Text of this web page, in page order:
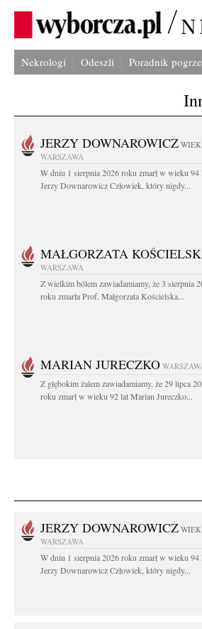
Nekrologi Odeszli Poradnik
JERZY DOWNAROWICZ
WARSZAWA
W dniu 1 sierpnia 2026 roku zmarł w wieku 94
Jerzy Downarowicz Człowiek, który nigdy...
MAŁGORZATA
WARSZAWA
Z wielkim bólem zawiadamiamy, że 3 sierpnia
roku zmarła Prof. Małgorzata Kościelska...
MARIAN JURECZKO
Z głębokim żalem zawiadamiamy, że 29 lipca
roku zmarł w wieku 92 lat Marian Jureczko...
JERZY DOWNAROWICZ
WARSZAWA
W dniu 1 sierpnia 2026 roku zmarł w wieku 94
Jerzy Downarowicz Człowiek, który nigdy...